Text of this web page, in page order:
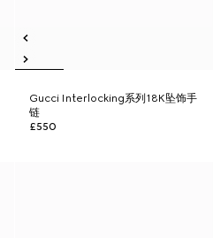
Gucci Interlocking系列18K坠饰手
链
£550